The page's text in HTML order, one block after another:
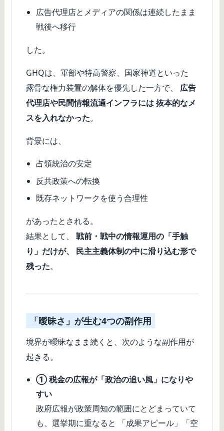
広告代理店とメディアの関係は連続したまま
戦後へ移行
した。
GHQは、軍部や特高警察、国家神道といった
露骨な権力装置の解体を優先した一方で、 広告
代理店や民間情報流通インフラには 抜本的なメ
スを入れなかった。
背景には、
占領統治の安定
反共政策への転換
既存ネットワークを使う合理性
があったとされる。
結果として、戦前・戦中の情報運用の「手触
り」だけが、 民主主義体制の中に滑り込む形で
残った。
「曖昧さ」が生む4つの副作用
境界が曖昧なまま続くと、次のような副作用が
起きる。
① 税金の広報が「政治の追い風」になりや
すい
政府広報が政策周知の範囲にとどまっていて
も、選挙期に重なると 「成果アピール」「空